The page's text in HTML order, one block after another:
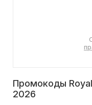
Промокоды
2026